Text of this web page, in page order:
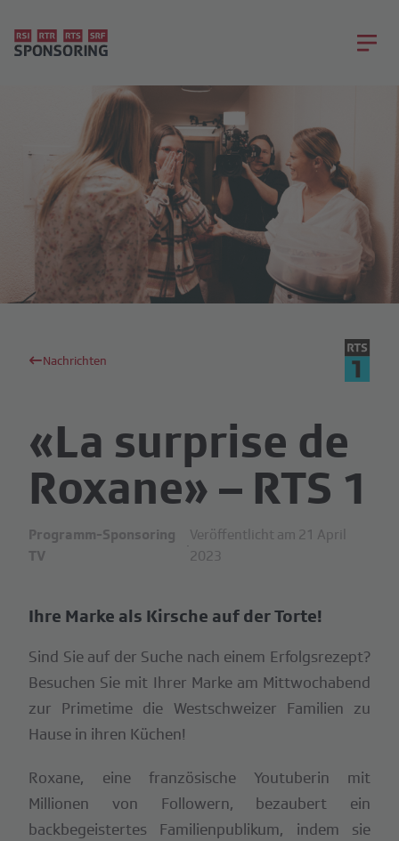
Nachrichten
«La surprise de
Roxane» – RTS 1
Programm-Sponsoring
TV
·
Veröffentlicht am 21 April
2023
Ihre Marke als Kirsche auf der Torte!
Sind Sie auf der Suche nach einem Erfolgsrezept?
Besuchen Sie mit Ihrer Marke am Mittwochabend
zur Primetime die Westschweizer Familien zu
Hause in ihren Küchen!
Roxane, eine französische Youtuberin mit
Millionen von Followern, bezaubert ein
backbegeistertes Familienpublikum, indem sie